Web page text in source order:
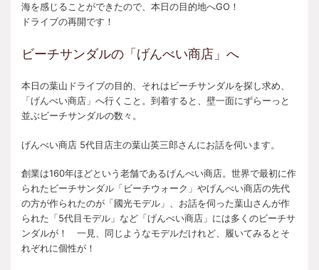
海を感じることができたので、本日の目的地へGO！
ドライブの再開です！
ビーチサンダルの「げんべい商店」へ
本日の葉山ドライブの目的、それはビーチサンダルを探し求め、
「げんべい商店」へ行くこと。到着すると、壁一面にずらーっと
並ぶビーチサンダルの数々。
げんべい商店 5代目店主の葉山英三郎さんにお話を伺います。
創業は160年ほどという老舗であるげんべい商店。世界で最初に作
られたビーチサンダル「ビーチウォーク」やげんべい商店の先代
の方が作られたのが「國光モデル」、お話を伺った葉山さんが作
られた「5代目モデル」など「げんべい商店」には多くのビーチサ
ンダルが！ 一見、同じようなモデルだけれど、履いてみるとそ
れぞれに個性が！